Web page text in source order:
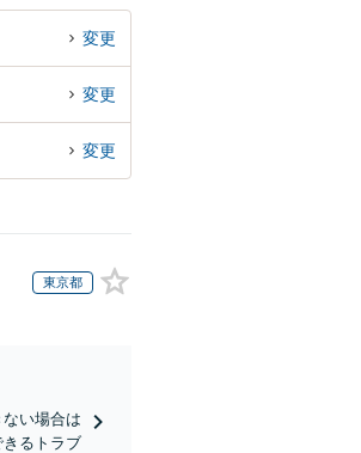
んにおすすめで
変更
変更
変更
東京都
い場合は
るトラブ